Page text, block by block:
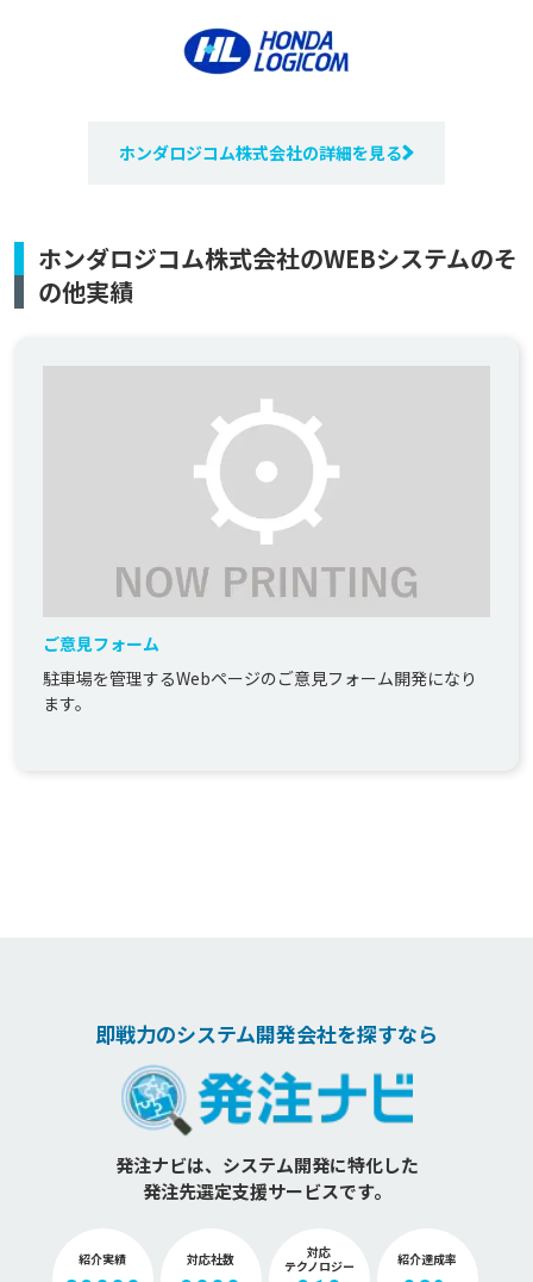
ホンダロジコム株式会社の詳細を見る
ホンダロジコム株式会社のWEBシステムのそ
の他実績
ご意見フォーム
駐車場を管理するWebページのご意見フォーム開発になり
ます。
即戦力のシステム開発会社を探すなら
発注ナビは、システム開発に特化した
発注先選定支援サービスです。
紹介実績 対応社数
対応
テクノロジー
紹介達成率